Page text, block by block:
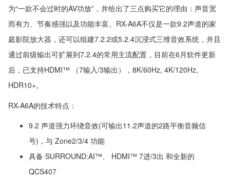
为“一款不会过时的AV功放”，并给出了三点购买它的理由：声音宽
而有力、节奏感强以及功能丰富。RX-A6A不仅是一款9.2声道的家
庭影院放大器，还可以组建7.2.2或5.2.4沉浸式三维音效系统，并且
通过前级输出可扩展到7.2.4的常用主流配置，目前在6月软件更新
后，已支持HDMI™ （7输入/3输出），8K/60Hz, 4K/120Hz,
HDR10+。
RX-A6A的技术特点：
9.2 声道强力环绕音效(可输出11.2声道的2路平衡音频信
号)，与 Zone2/3/4 功能
具备 SURROUND:AI™、 HDMI™ 7进/3出 和全新的
QCS407